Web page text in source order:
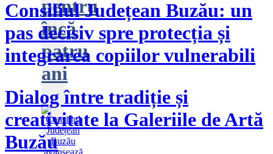
pentru
încă
patru
ani
Consiliul Județean Buzău: un
pas decisiv spre protecția și
integrarea copiilor vulnerabili
Dialog între tradiție și
creativitate la Galeriile de Artă
Buzău